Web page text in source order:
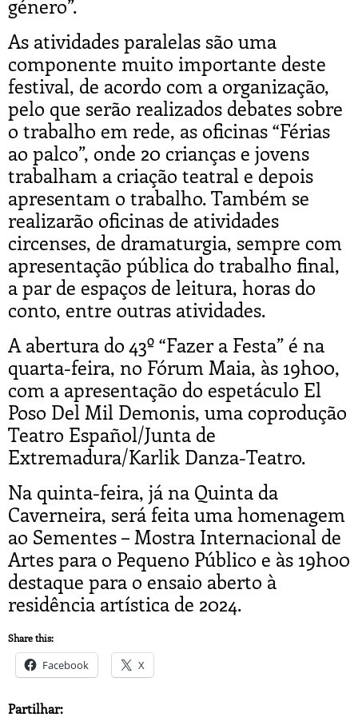
género”.
As atividades paralelas são uma
componente muito importante deste
festival, de acordo com a organização,
pelo que serão realizados debates sobre
o trabalho em rede, as oficinas “Férias
ao palco”, onde 20 crianças e jovens
trabalham a criação teatral e depois
apresentam o trabalho. Também se
realizarão oficinas de atividades
circenses, de dramaturgia, sempre com
apresentação pública do trabalho final,
a par de espaços de leitura, horas do
conto, entre outras atividades.
A abertura do 43º “Fazer a Festa” é na
quarta-feira, no Fórum Maia, às 19h00,
com a apresentação do espetáculo El
Poso Del Mil Demonis, uma coprodução
Teatro Español/Junta de
Extremadura/Karlik Danza-Teatro.
Na quinta-feira, já na Quinta da
Caverneira, será feita uma homenagem
ao Sementes – Mostra Internacional de
Artes para o Pequeno Público e às 19h00
destaque para o ensaio aberto à
residência artística de 2024.
Share this:
Facebook X
Partilhar: